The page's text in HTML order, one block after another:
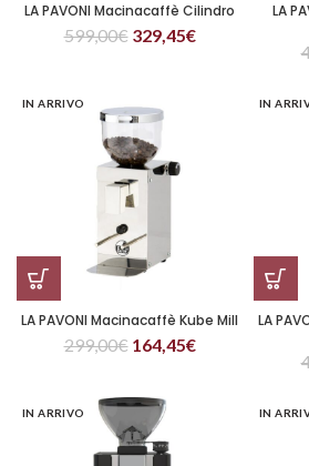
LA PAVONI Macinacaffè Cilindro
599,00€ 329,45€
LA
IN ARRIVO
LA PAVONI Macinacaffè Kube Mill
299,00€ 164,45€
IN
LA
IN ARRIVO IN